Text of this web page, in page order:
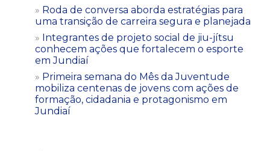
Roda de conversa aborda estratégias para
uma transição de carreira segura e planejada
Integrantes de projeto social de jiu-jítsu
conhecem ações que fortalecem o esporte
em Jundiaí
Primeira semana do Mês da Juventude
mobiliza centenas de jovens com ações de
formação, cidadania e protagonismo em
Jundiaí